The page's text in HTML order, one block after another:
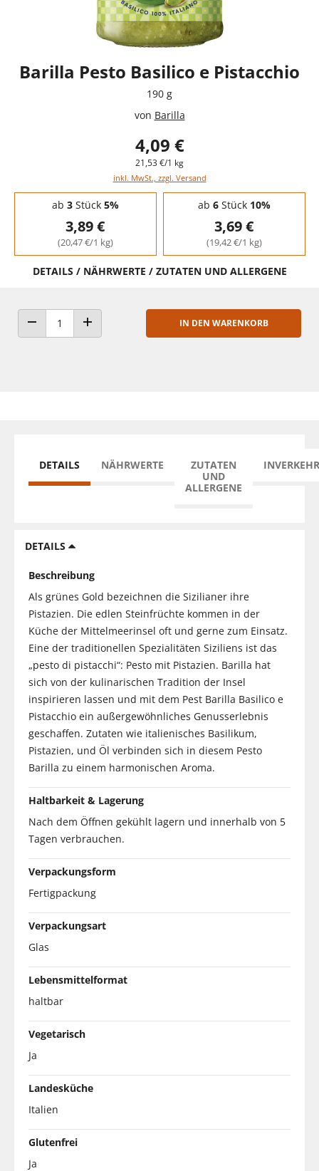
Barilla Pesto Basilico e Pistacchio
190 g
von Barilla
4,09 €
21,53 €/1 kg
inkl. MwSt., zzgl. Versand
Staffelpreise - Mengenrabatt
ab 3Stück 5%
3,89 €
(20,47 €/1 kg)
ab 6Stück 10%
3,69 €
(19,42 €/1 kg)
DETAILS / NÄHRWERTE / ZUTATEN UND ALLERGENE
ANZAHL VERRINGERNANZAHL ERHÖHEN
IN DEN WARENKORB
DETAILS NÄHRWERTE
ZUTATEN
UND
ALLERGENE
DETAILS
Beschreibung
Als grünes Gold bezeichnen die Sizilianer ihre
Pistazien. Die edlen Steinfrüchte kommen in der
Küche der Mittelmeerinsel oft und gerne zum Einsatz.
Eine der traditionellen Spezialitäten Siziliens ist das
„pesto di pistacchi“: Pesto mit Pistazien. Barilla hat
sich von der kulinarischen Tradition der Insel
inspirieren lassen und mit dem Pest Barilla Basilico e
Pistacchio ein außergewöhnliches Genusserlebnis
geschaffen. Zutaten wie italienisches Basilikum,
Pistazien, und Öl verbinden sich in diesem Pesto
Barilla zu einem harmonischen Aroma.
Haltbarkeit & Lagerung
Nach dem Öffnen gekühlt lagern und innerhalb von 5
Tagen verbrauchen.
Verpackungsform
Fertigpackung
Verpackungsart
Glas
Lebensmittelformat
haltbar
Vegetarisch
Ja
Landesküche
Italien
Glutenfrei
Ja